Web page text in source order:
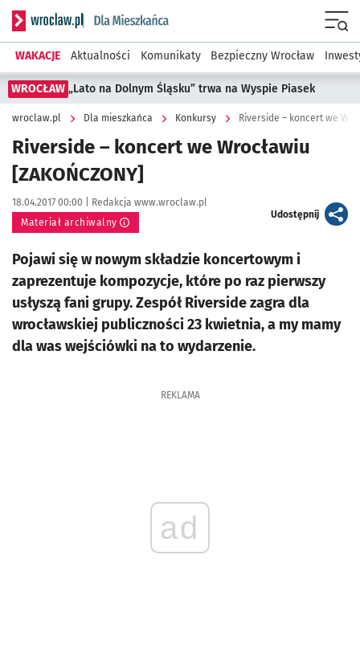
Serwis informacyjny wroclaw.pl podserwis: Dla mieszkańca
WAKACJE Aktualności Komunikaty Bezpieczny Wrocław
WROCŁAW „Lato na Dolnym Śląsku” trwa na Wyspie Piasek
wroclaw.pl Dla mieszkańca Konkursy Riverside – koncert we
Riverside – koncert we Wrocławiu
[ZAKOŃCZONY]
Data publikacji:
18.04.2017 00:00 | Autor:
Redakcja www.wroclaw.pl
Materiał archiwalny
Udostępnijartykuł
Pojawi się w nowym składzie koncertowym i
zaprezentuje kompozycje, które po raz pierwszy
usłyszą fani grupy. Zespół Riverside zagra dla
wrocławskiej publiczności 23 kwietnia, a my mamy
dla was wejściówki na to wydarzenie.
REKLAMA
ad